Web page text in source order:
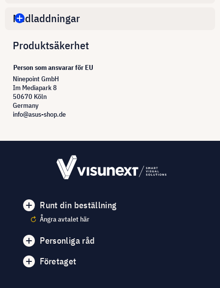
Nedladdningar
Produktsäkerhet
Person som ansvarar för EU
Ninepoint GmbH
Im Mediapark 8
50670 Köln
Germany
info@asus-shop.de
Runt din beställning
Ångra avtalet här
Personliga råd
Företaget